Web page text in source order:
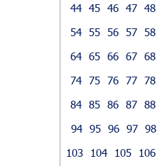
44 45 46 47 48
54 55 56 57 58
64 65 66 67 68
74 75 76 77 78
84 85 86 87 88
94 95 96 97 98
103
104 105 106